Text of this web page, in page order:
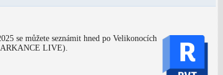
se můžete seznámit hned po Velikonocích
ARKANCE LIVE).